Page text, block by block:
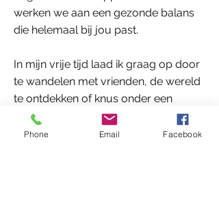
werken we aan een gezonde balans
die helemaal bij jou past.
In mijn vrije tijd laad ik graag op door
te wandelen met vrienden, de wereld
te ontdekken of knus onder een
dekentje te kruipen met een goede (of
heerlijk slechte) film.
Phone Email Facebook